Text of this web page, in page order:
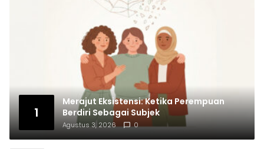
1
Merajut Eksistensi: Ketika Perempuan
Berdiri Sebagai Subjek
Agustus 3, 2026 0